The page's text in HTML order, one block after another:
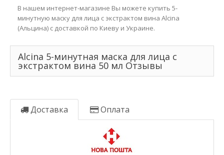
В нашем интернет-магазине Вы можете купить 5-
минутную маску для лица с экстрактом вина Alcina
(Альцина) с доставкой по Киеву и Украине.
Alcina 5-минутная маска для лица с
экстрактом вина 50 мл Отзывы
Доставка Оплата